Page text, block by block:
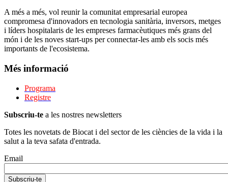
A més a més, vol reunir la comunitat empresarial europea
compromesa d'innovadors en tecnologia sanitària, inversors, metges
i líders hospitalaris de les empreses farmacèutiques més grans del
món i de les noves start-ups per connectar-les amb els socis més
importants de l'ecosistema.
Més informació
Programa
Registre
Subscriu-te a les nostres newsletters
Totes les novetats de Biocat i del sector de les ciències de la vida i la
salut a la teva safata d'entrada.
Email